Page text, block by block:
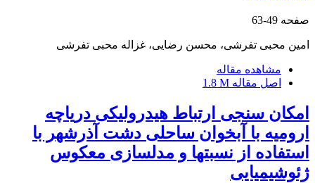
صفحه 49-63
امین محبی تفرشی، محسن رضایی، غزاله محبی تفرشی
مشاهده مقاله
اصل مقاله 1.8 M
امکان سنجی ارتباط هیدرولیکی دریاچه
ارومیه با آبخوان ساحلی دشت آذرشهر با
استفاده از نسبتها و مدلسازی معکوس
ژئوشیمیایی